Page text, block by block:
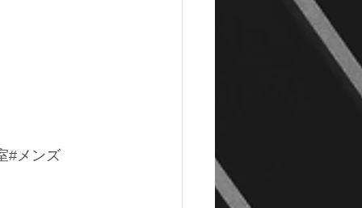
#メンズ